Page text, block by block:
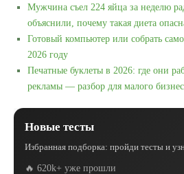
Мужчина съел 224 яйца за неделю
объяснили, почему такая диета
Готовый компьютер или собрать
2026 году
Печатные буклеты в 2026: где они
рекламы — разбор для малого
Новые тесты
Избранная подборка: пройди тесты и
🔥 620k+ уже прошли